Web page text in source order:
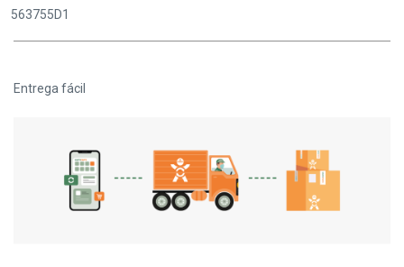
563755D1
Entrega fácil